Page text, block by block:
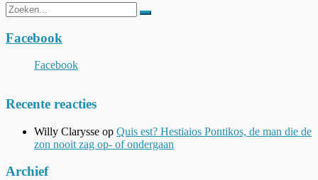
Zoeken
naar:
Facebook
Facebook
Recente reacties
Willy Clarysse op Quis est? Hestiaios Pontikos, de man die de
zon nooit zag op- of ondergaan
Archief